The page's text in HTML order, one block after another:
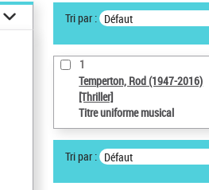
Tri par : Défaut
1
Temperton, Rod (1947-2016)
[Thriller]
Titre uniforme musical
Tri par : Défaut